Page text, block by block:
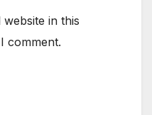
in this
comment.